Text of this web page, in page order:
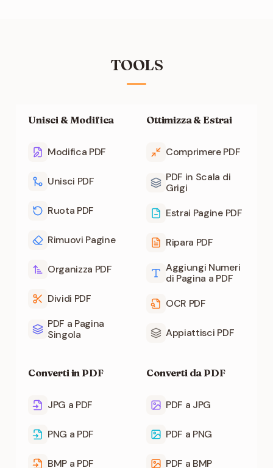
TOOLS
Unisci & Modifica
Modifica PDF
Unisci PDF
Ruota PDF
Rimuovi Pagine
Organizza PDF
Dividi PDF
PDF a Pagina
Singola
Ottimizza & Estrai
Comprimere PDF
PDF in Scala di
Grigi
Estrai Pagine PDF
Ripara PDF
Aggiungi Numeri
di Pagina a PDF
OCR PDF
Appiattisci PDF
Converti in PDF
JPG a PDF
PNG a PDF
BMP a PDF
Converti da PDF
PDF a JPG
PDF a PNG
PDF a BMP